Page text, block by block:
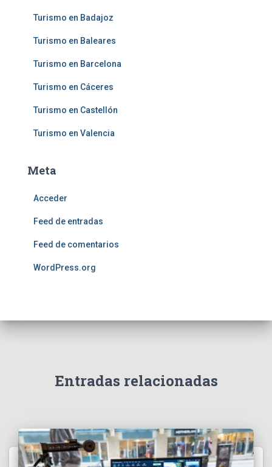
Turismo en Badajoz
Turismo en Baleares
Turismo en Barcelona
Turismo en Cáceres
Turismo en Castellón
Turismo en Valencia
Meta
Acceder
Feed de entradas
Feed de comentarios
WordPress.org
Entradas relacionadas